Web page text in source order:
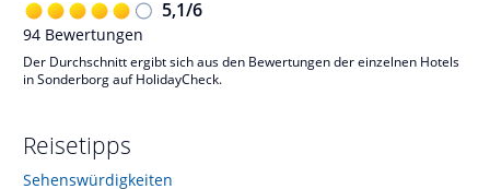
5,1/6
94 Bewertungen
Der Durchschnitt ergibt sich aus den Bewertungen der einzelnen Hotels
in Sonderborg auf HolidayCheck.
Reisetipps
Sehenswürdigkeiten